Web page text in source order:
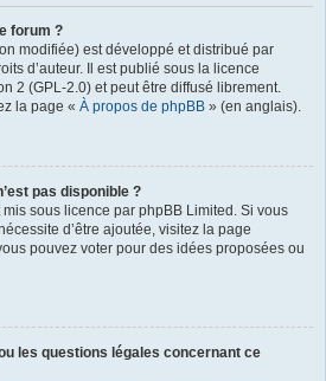
forum ?
modifiée) est développé et distribué par
d’auteur. Il est publié sous la licence
2 (GPL-2.0) et peut être diffusé librement.
la page « À propos de phpBB » (en anglais).
pas disponible ?
sous licence par phpBB Limited. Si vous
d’être ajoutée, visitez la page
pouvez voter pour des idées proposées ou
les questions légales concernant ce